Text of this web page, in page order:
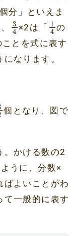
分」といえま
3
4
3 4
×2は「 1
4
1 4
の
とを式に表す
なります。
2
個となり、図で
。かける数の2
うに、分数×
ばよいことがわ
て一般的に表す